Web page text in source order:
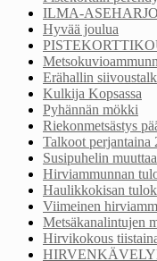
ILMA-
Hyvää joulua
Erähallin
Kulkija Kopsassa
Pyhännän mökki
Riekonmetsästys
Talkoot perjantaina
Susipuhelin
Hirviammunnan
Haulikkokisan
Viimeinen
Metsäkanalintujen
Hirvikokous